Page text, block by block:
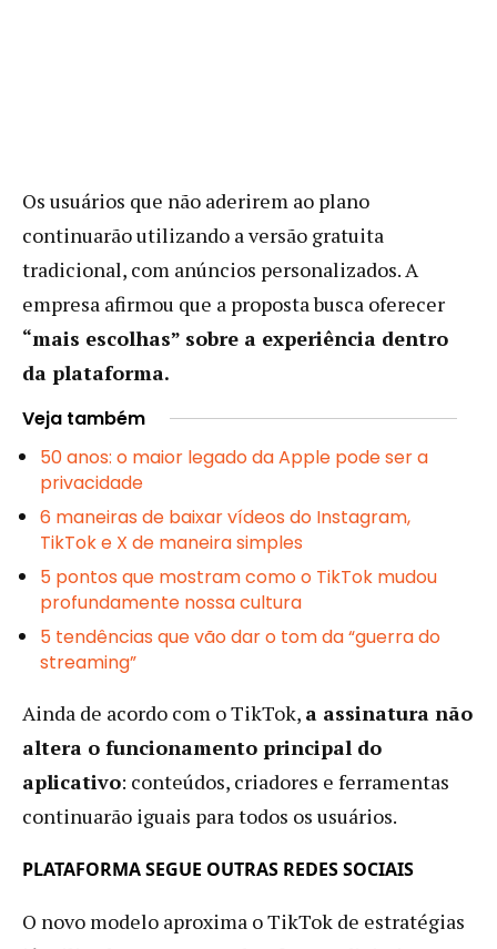
Os usuários que não aderirem ao plano
continuarão utilizando a versão gratuita
tradicional, com anúncios personalizados. A
empresa afirmou que a proposta busca oferecer
“mais escolhas” sobre a experiência dentro
da plataforma.
Veja também
50 anos: o maior legado da Apple pode ser a
privacidade
6 maneiras de baixar vídeos do Instagram,
TikTok e X de maneira simples
5 pontos que mostram como o TikTok mudou
profundamente nossa cultura
5 tendências que vão dar o tom da “guerra do
streaming”
Ainda de acordo com o TikTok, a assinatura não
altera o funcionamento principal do
aplicativo: conteúdos, criadores e ferramentas
continuarão iguais para todos os usuários.
PLATAFORMA SEGUE OUTRAS REDES SOCIAIS
O novo modelo aproxima o TikTok de estratégias